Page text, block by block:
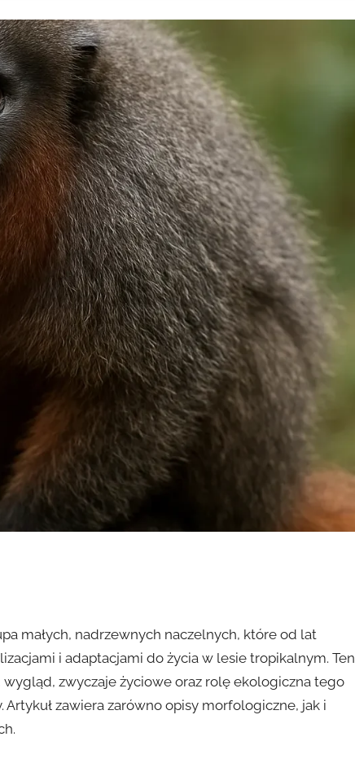
małych, nadrzewnych naczelnych, które od lat
i adaptacjami do życia w lesie tropikalnym. Ten
zwyczaje życiowe oraz rolę ekologiczna tego
zawiera zarówno opisy morfologiczne, jak i